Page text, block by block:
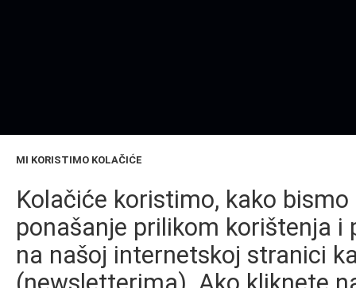
MI KORISTIMO KOLAČIĆE
Kolačiće koristimo, kako
ponašanje prilikom korištenja
na našoj internetskoj stranici